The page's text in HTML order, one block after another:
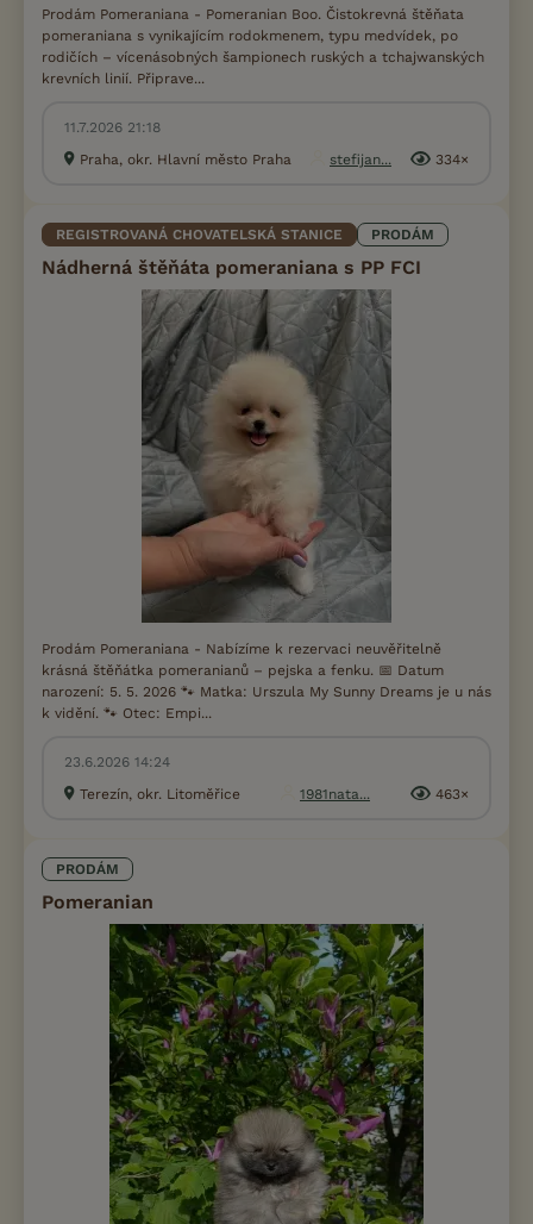
Prodám Pomeraniana - Pomeranian Boo. Čistokrevná štěňata
pomeraniana s vynikajícím rodokmenem, typu medvídek, po
rodičích – vícenásobných šampionech ruských a tchajwanských
krevních linií. Připrave...
11.7.2026 21:18
Praha, okr. Hlavní město Praha
stefijan... 334×
REGISTROVANÁ CHOVATELSKÁ STANICE PRODÁM
Nádherná štěňáta pomeraniana s PP FCI
Prodám Pomeraniana - Nabízíme k rezervaci neuvěřitelně
krásná štěňátka pomeranianů – pejska a fenku. 📅 Datum
narození: 5. 5. 2026 🐾 Matka: Urszula My Sunny Dreams je u nás
k vidění. 🐾 Otec: Empi...
23.6.2026 14:24
Terezín, okr. Litoměřice
1981nata... 463×
PRODÁM
Pomeranian